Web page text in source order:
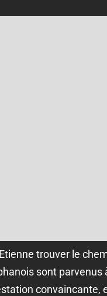
trouver le
sont parvenus
convaincante,